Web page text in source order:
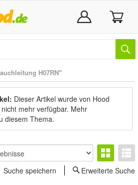
H07RN"
Dieser Artikel wurde von Hood
mehr verfügbar. Mehr
diesem Thema.
Suche speichern
Erweiterte Suche